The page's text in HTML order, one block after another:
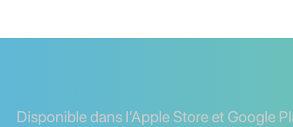
Disponible dans l’Apple Store et Google